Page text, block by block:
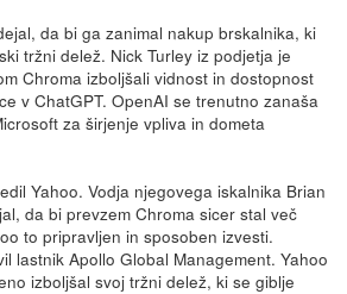
da bi ga zanimal nakup brskalnika, ki
tržni delež. Nick Turley iz podjetja je
Chroma izboljšali vidnost in dostopnost
v ChatGPT. OpenAI se trenutno zanaša
za širjenje vpliva in dometa
Yahoo. Vodja njegovega iskalnika Brian
da bi prevzem Chroma sicer stal več
to pripravljen in sposoben izvesti.
lastnik Apollo Global Management. Yahoo
izboljšal svoj tržni delež, ki se giblje